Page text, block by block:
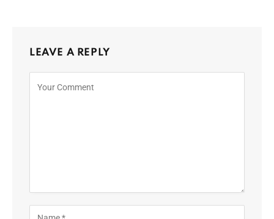
LEAVE A REPLY